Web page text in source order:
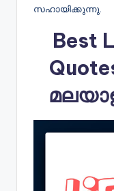
സഹായിക്കുന്നു.
Best